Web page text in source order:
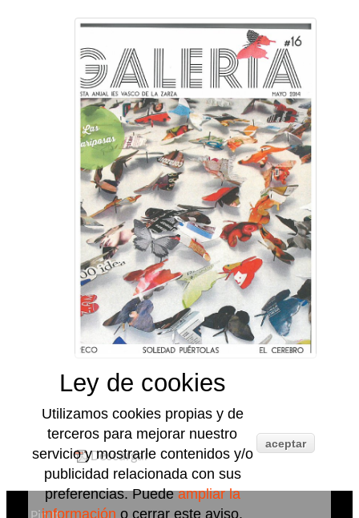
Descargar
Ley de cookies
Utilizamos cookies propias y de
terceros para mejorar nuestro
servicio y mostrarle contenidos y/o
publicidad relacionada con sus
preferencias. Puedeampliar la
información o cerrar este aviso.
aceptar